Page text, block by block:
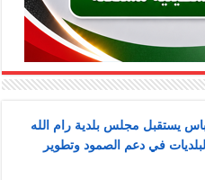
يستقبل مجلس بلدية رام الله
في دعم الصمود وتطوير